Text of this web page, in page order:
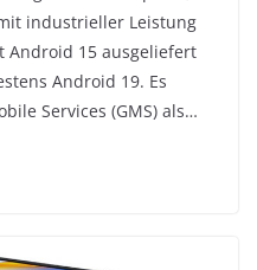
industrieller Leistung
Android 15 ausgeliefert
Android 19. Es
Services (GMS) als…